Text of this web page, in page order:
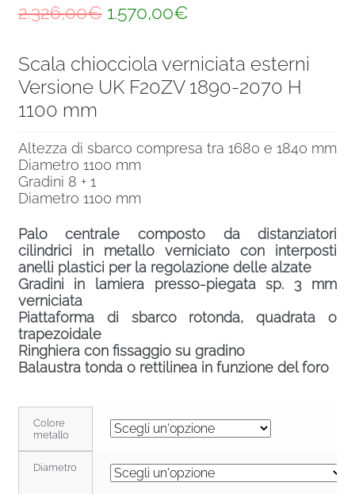
2.326,00€ Il
originale
era:
1.570,00€Il
attuale
è:
Scala chiocciola verniciata esterni
Versione UK F20ZV 1890-2070 H
1100 mm
Altezza di sbarco compresa tra 1680 e 1840 mm
Diametro 1100 mm
Gradini 8 + 1
Diametro 1100 mm
Palo centrale composto da distanziatori
cilindrici in metallo verniciato con interposti
anelli plastici per la regolazione delle alzate
Gradini in lamiera presso-piegata sp. 3 mm
verniciata
Piattaforma di sbarco rotonda, quadrata o
trapezoidale
Ringhiera con fissaggio su gradino
Balaustra tonda o rettilinea in funzione del foro
Colore
metallo
Diametro